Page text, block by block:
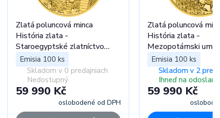
Zlatá poluncová minca
História zlata -
Staroegyptské zlatníctvo
proof
Emisia 100 ks
Skladom v 0 predajniach
Nedostupný
59 990 Kč
oslobodené od DPH
Zlatá poluncová
História zlata -
Mezopotámski
Emisia 100 ks
Skladom v 2
Ihneď na
59 990 Kč